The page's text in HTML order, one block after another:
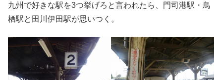
九州で好きな駅を3つ挙げろと言われたら、門司港駅・鳥
栖駅と田川伊田駅が思いつく。